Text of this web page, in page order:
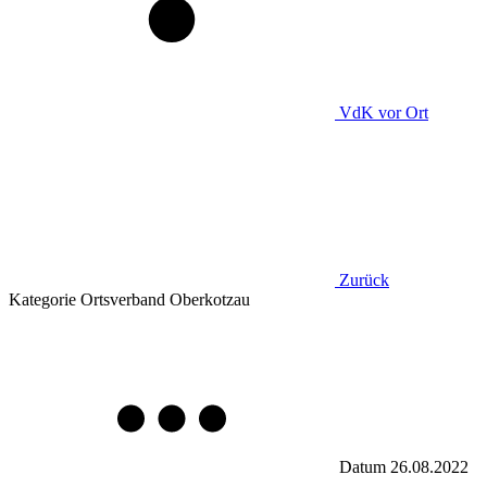
VdK vor Ort
Zurück
Kategorie Ortsverband Oberkotzau
Datum 26.08.2022